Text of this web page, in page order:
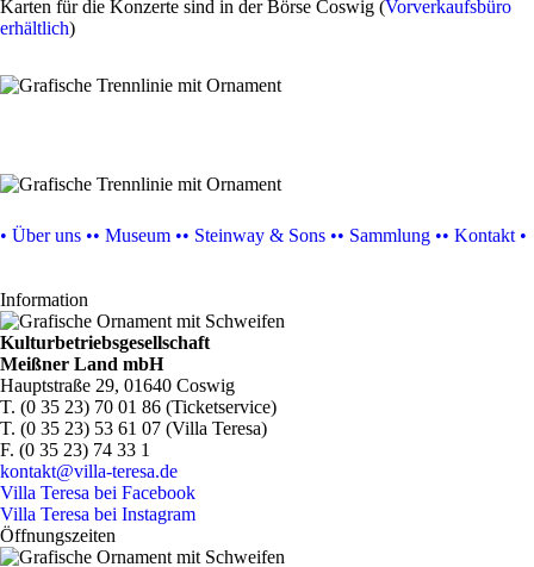
Karten für die Konzerte sind in der Börse Coswig (Vorverkaufsbüro
erhältlich)
• Über uns •• Museum •• Steinway & Sons •• Sammlung •• Kontakt •
Information
Kulturbetriebsgesellschaft
Meißner Land mbH
Hauptstraße 29, 01640 Coswig
T. (0 35 23) 70 01 86 (Ticketservice)
T. (0 35 23) 53 61 07 (Villa Teresa)
F. (0 35 23) 74 33 1
kontakt@villa-teresa.de
Villa Teresa bei Facebook
Villa Teresa bei Instagram
Öffnungszeiten